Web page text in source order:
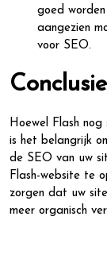
goed
aangezien
voor SEO.
Conclusie
Hoewel Flash
is het belangrijk
de SEO van uw
Flash-website te
zorgen dat uw
meer organisch